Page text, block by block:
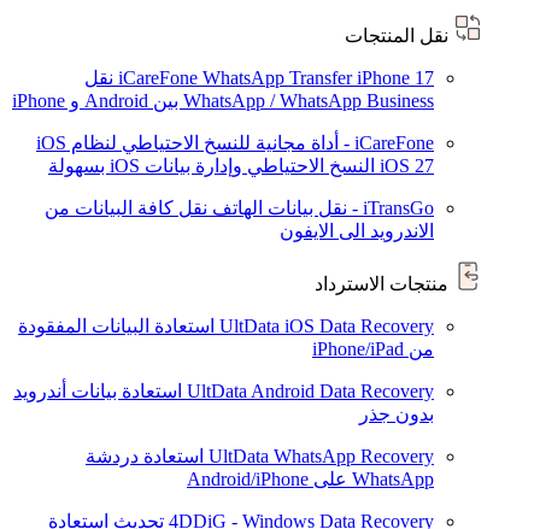
نقل المنتجات
iCareFone WhatsApp TransferiPhone 17
نقل
WhatsApp / WhatsApp Business بين Android و iPhone
iCareFone - أداة مجانية للنسخ الاحتياطي لنظام iOS
iOS 27 النسخ الاحتياطي وإدارة بيانات iOS بسهولة
iTransGo - نقل بيانات الهاتف
نقل كافة البيانات من
الاندرويد الى الايفون
منتجات الاسترداد
UltData iOS Data Recovery استعادة البيانات المفقودة
من iPhone/iPad
UltData Android Data Recovery استعادة بيانات أندرويد
بدون جذر
UltData WhatsApp Recovery استعادة دردشة
WhatsApp على Android/iPhone
4DDiG - Windows Data Recovery تحديث استعادة